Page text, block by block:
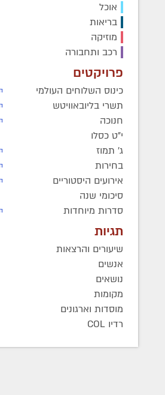
אוכל
בריאות
מוזיקה
רכב ותחבורה
פרויקטים
כינוס השלוחים העולמי
תשרי בליובאוויטש
חנוכה
י"ט כסלו
ג' תמוז
בחירות
אירועים היסטוריים
סיכומי שנה
סדרות מיוחדות
תגיות
שיעורים והרצאות
אנשים
נושאים
מקומות
מוסדות וארגונים
רדיו COL